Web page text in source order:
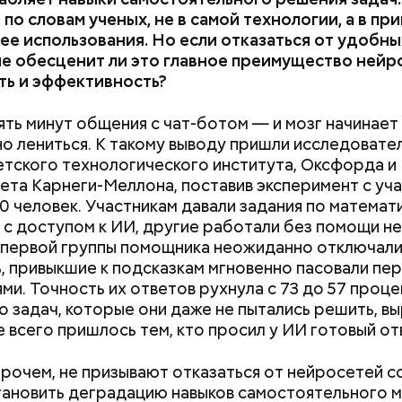
словам ученых, не в самой технологии, а в
использования. Но если отказаться от
обесценит ли это главное преимущество
и эффективность?
минут общения с чат-ботом — и мозг начинает
лениться. К такому выводу пришли
технологического института, Оксфорда и
Карнеги-Меллона, поставив эксперимент с
человек. Участникам давали задания по
доступом к ИИ, другие работали без помощи
группы помощника неожиданно
привыкшие к подсказкам мгновенно пасовали
Точность их ответов рухнула с 73 до 57
задач, которые они даже не пытались решить,
всего пришлось тем, кто просил у ИИ готовый
не призывают отказаться от нейросетей
деградацию навыков самостоятельного
натереть длинными слайсами (это можно
терке), похожими на спагетти, и уложить в
добавить немного растительного масла, соль,
порезанную брынзу. Затем добавляются
— рассказал шеф-повар.
кормящим женщинам;
иммунной системой;